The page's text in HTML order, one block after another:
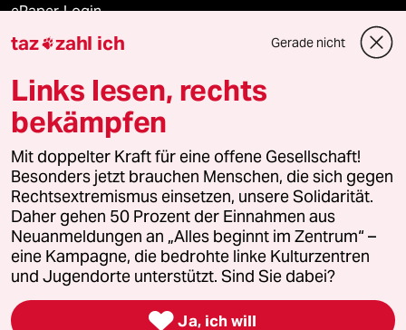
ePaper Login
Downloads für Abonnierende
© 2026 taz Verlags und Vertriebs GmbH
Alle Rechte vorbehalten. Bei rechtlichen Fragen oder für Genehmigungen
wenden Sie sich bitte an
lizenzen@taz.de
Feedback Redaktionsstatut Kommune-Richtlinien
Leitlinie Informant Datenschutz Impressum AGB
Seitenwende Einwilligungen widerrufen (Ads)
taz zahl ich Gerade nicht
Links lesen, rechts
bekämpfen
Mit doppelter Kraft für eine offene Gesellschaft!
Besonders jetzt brauchen Menschen, die sich gegen
Rechtsextremismus einsetzen, unsere Solidarität.
Daher gehen 50 Prozent der Einnahmen aus
Neuanmeldungen an „Alles beginnt im Zentrum“ –
eine Kampagne, die bedrohte linke Kulturzentren
und Jugendorte unterstützt. Sind Sie dabei?
 Ja, ich will